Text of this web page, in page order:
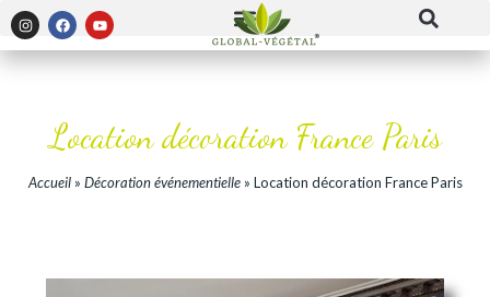
Location décoration France Paris
Accueil» Décoration événementielle» Location décoration France Paris